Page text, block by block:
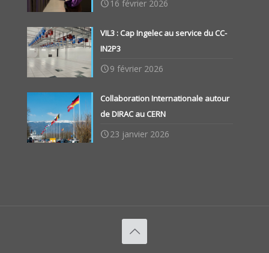
16 février 2026
VIL3 : Cap Ingelec au service du CC-
IN2P3
9 février 2026
Collaboration Internationale autour
de DIRAC au CERN
23 janvier 2026